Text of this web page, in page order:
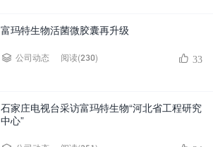
富玛特生物活菌微胶囊再升级
公司动态 阅读(230) 33
石家庄电视台采访富玛特生物“河北省工程研究
中心”